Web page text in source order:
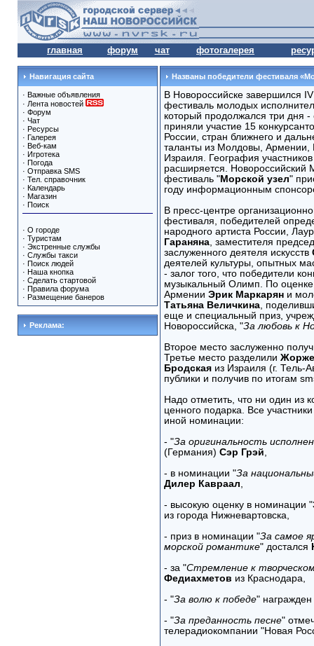
главная форум чат фотогалерея
Навигация сайта
· Важные объявления
· Лента новостей
· Форум
· Чат
· Ресурсы
· Галерея
· Веб-кам
· Игротека
· Погода
· Отправка SMS
· Тел. справочник
· Календарь
· Магазин
· Поиск
· О городе
· Туристам
· Экстренные службы
· Службы такси
· Поиск людей
· Наша кнопка
· Сделать стартовой
· Правила форума
· Размещение банеров
Реклама:
Названы победители фестиваля
В Новороссийске завершился
фестиваль молодых
который продолжался три дня
приняли участие 15
России, стран ближнего и
таланты из Молдовы, Армении,
Израиля. География
расширяется. Новороссийский
фестиваль "Морской узел"
году информационным
В пресс-центре
фестиваля, победителей
народного артиста России,
Гараняна, заместителя
заслуженного деятеля искусств
деятелей культуры, опытных
- залог того, что победители
музыкальный Олимп. По
Армении Эрик Маркаряни
Татьяна Величкина,
еще и специальный приз,
Новороссийска, "За любовь к
Второе место заслуженно
Третье место разделили
Бродскаяиз Израиля (г. Тель-
публики и получив по итогам
Надо отметить, что ни один из
ценного подарка. Все
иной номинации:
- "За оригинальность
(Германия) Сэр Грэй,
- в номинации "За
Дилер Кавраал,
- высокую оценку в номинации "
из города Нижневартовска,
- приз в номинации "За самое
морской романтике" достался
- за "Стремление к
Федиахметов из Краснодара,
- "За волю к победе"
- "За преданность песне"
телерадиокомпании "Новая